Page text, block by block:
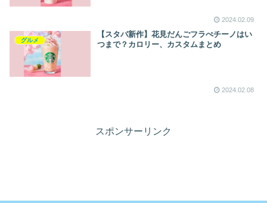
2024.02.09
グルメ
【スタバ新作】花見だんごフラぺチーノはい
つまで？カロリー、カスタムまとめ
2024.02.08
スポンサーリンク